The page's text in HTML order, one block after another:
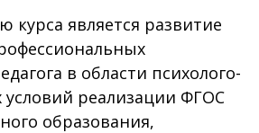
курса является развитие
в области психолого-
условий реализации ФГОС
образования,